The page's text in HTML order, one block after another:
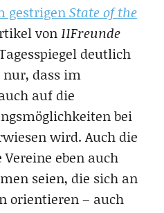
gestrigenState of the
von11Freunde
deutlich
dass im
auf die
bei
wird. Auch die
eben auch
seien, die sich an
orientieren – auch